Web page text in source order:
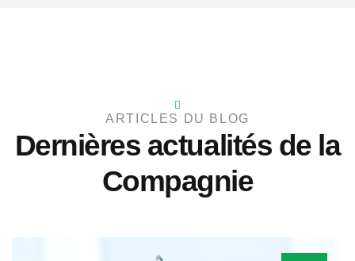
ARTICLES DU BLOG
Dernières actualités de la
Compagnie